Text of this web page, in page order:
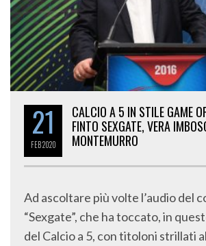
21
FEB2020
CALCIO A 5 IN STILE GAME
FINTO SEXGATE, VERA
MONTEMURRO
Ad ascoltare più volte l’audio del
“Sexgate”, che ha toccato, in
del Calcio a 5, con titoloni strillati